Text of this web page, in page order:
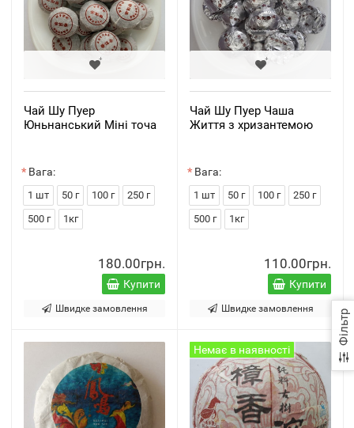
Фільтр
Чай Шу Пуер
Юньнанський Міні точа
Вага:
1 шт 50 г 100 г
250 г
500 г
1кг
180.00грн.
Купити
Швидке замовлення
Чай Шу Пуер Чаша
Життя з хризантемою
Вага:
1 шт 50 г 100 г
250 г
500 г
1кг
110.00грн.
Купити
Швидке замовлення
Немає в наявності